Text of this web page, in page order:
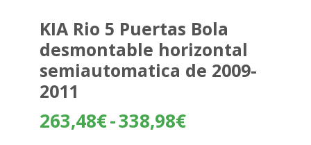
KIA Rio 5 Puertas Bola
desmontable horizontal
semiautomatica de 2009-
2011
263,48€-338,98€Rango